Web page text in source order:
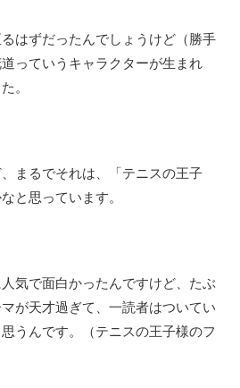
はずだったんでしょうけど（勝手
っていうキャラクターが生まれ
。
まるでそれは、「テニスの王子
と思っています。
気で面白かったんですけど、たぶ
が天才過ぎて、一読者はついてい
うんです。（テニスの王子様のフ